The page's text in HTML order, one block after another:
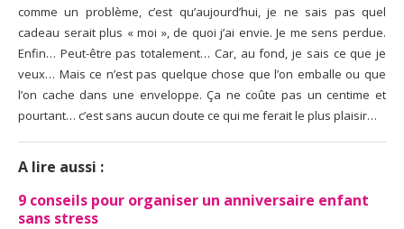
comme un problème, c’est qu’aujourd’hui, je ne sais pas quel
cadeau serait plus « moi », de quoi j’ai envie. Je me sens perdue.
Enfin… Peut-être pas totalement… Car, au fond, je sais ce que je
veux… Mais ce n’est pas quelque chose que l’on emballe ou que
l’on cache dans une enveloppe. Ça ne coûte pas un centime et
pourtant… c’est sans aucun doute ce qui me ferait le plus plaisir…
A lire aussi :
9 conseils pour organiser un anniversaire enfant
sans stress